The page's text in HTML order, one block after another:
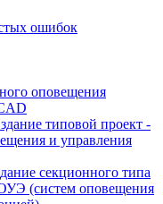
ошибок
оповещения
типовой проект -
и управления
секционного типа
(систем оповещения